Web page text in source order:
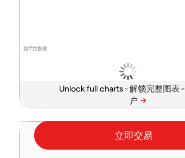
指示性數據
Unlock full charts -